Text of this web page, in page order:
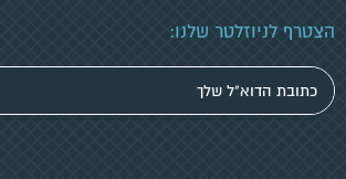
הצטרף לניוזלטר שלנו:
הכניסי
כתובת